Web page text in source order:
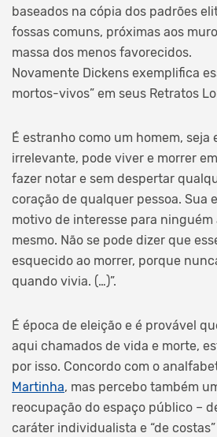
baseados na cópia dos padrões
fossas comuns, próximas aos
massa dos menos favorecidos.
Novamente Dickens exemplifica
mortos-vivos” em seus Retratos
É estranho como um homem, seja
irrelevante, pode viver e morrer
fazer notar e sem despertar
coração de qualquer pessoa. Sua
motivo de interesse para ninguém
mesmo. Não se pode dizer que
esquecido ao morrer, porque
quando vivia. (…)”.
É época de eleição e é provável
aqui chamados de vida e morte,
por isso. Concordo com o
Martinha, mas percebo também
reocupação do espaço público –
caráter individualista e “de